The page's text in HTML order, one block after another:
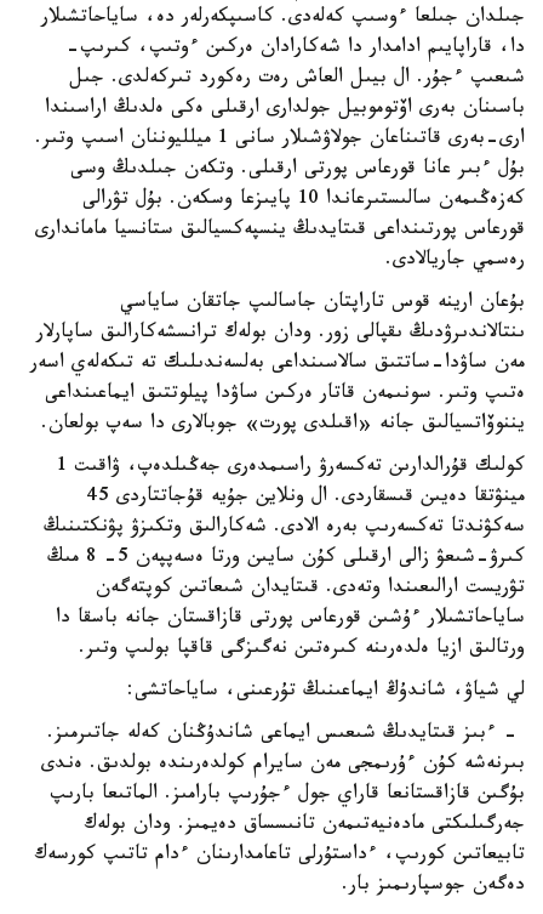
جىلدان جىلعا ءوسىپ كەلەدى. كاسىپكەرلەر دە، ساياحاتشىلار
دا، قاراپايىم ادامدار دا شەكارادان ەركىن ءوتىپ، كىرىپ-
شىعىپ ءجۇر. ال بيىل العاش رەت رەكورد تىركەلدى. جىل
باسىنان بەرى اۆتوموبيل جولدارى ارقىلى ەكى ەلدىڭ اراسىندا
ارى-بەرى قاتىناعان جولاۋشىلار سانى 1 ميلليوننان اسىپ وتىر.
بۇل ءبىر عانا قورعاس پورتى ارقىلى. وتكەن جىلدىڭ وسى
كەزەڭىمەن سالىستىرعاندا 10 پايىزعا وسكەن. بۇل تۋرالى
قورعاس پورتىنداعى قىتايدىڭ ينسپەكسيالىق ستانسيا ماماندارى
رەسمي جاريالادى.
بۇعان ارينە قوس تاراپتان جاسالىپ جاتقان ساياسي
ىنتالاندىرۋدىڭ ىقپالى زور. ودان بولەك ترانسشەكارالىق ساپارلار
مەن ساۋدا-ساتتىق سالاسىنداعى بەلسەندىلىك تە تىكەلەي اسەر
ەتىپ وتىر. سونىمەن قاتار ەركىن ساۋدا پيلوتتىق ايماعىنداعى
يننوۆاتسيالىق جانە «اقىلدى پورت» جوبالارى دا سەپ بولعان.
كولىك قۇرالدارىن تەكسەرۋ راسىمدەرى جەڭىلدەپ، ۋاقىت 1
مينۋتقا دەيىن قىسقاردى. ال ونلاين جۇيە قۇجاتتاردى 45
سەكۋندتا تەكسەرىپ بەرە الادى. شەكارالىق وتكىزۋ پۋنكتىنىڭ
كىرۋ-شىعۋ زالى ارقىلى كۇن سايىن ورتا ەسەپپەن 5- 8 مىڭ
تۋريست ارالىعىندا وتەدى. قىتايدان شىعاتىن كوپتەگەن
ساياحاتشىلار ءۇشىن قورعاس پورتى قازاقستان جانە باسقا دا
ورتالىق ازيا ەلدەرىنە كىرەتىن نەگىزگى قاقپا بولىپ وتىر.
لي شياۋ، شاندۇڭ ايماعىنىڭ تۇرعىنى، ساياحاتشى:
- ءبىز قىتايدىڭ شىعىس ايماعى شاندۇڭنان كەلە جاتىرمىز.
بىرنەشە كۇن ءۇرىمجى مەن سايرام كولدەرىندە بولدىق. ەندى
بۇگىن قازاقستانعا قاراي جول ءجۇرىپ بارامىز. الماتىعا بارىپ
جەرگىلىكتى مادەنيەتىمەن تانىسساق دەيمىز. ودان بولەك
تابيعاتىن كورىپ، ءداستۇرلى تاعامدارىنان ءدام تاتىپ كورسەك
دەگەن جوسپارىمىز بار.